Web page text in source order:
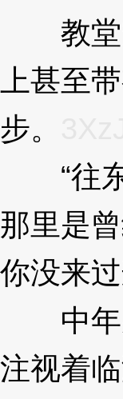
教堂
上甚至
步。
“往东
那里是
你没来
中年
注视着